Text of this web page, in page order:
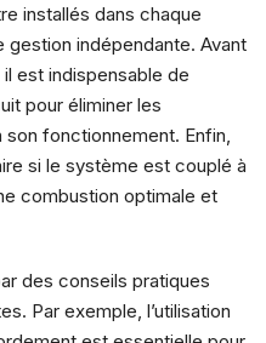
installés dans chaque
gestion indépendante. Avant
est indispensable de
pour éliminer les
fonctionnement. Enfin,
si le système est couplé à
combustion optimale et
des conseils pratiques
Par exemple, l’utilisation